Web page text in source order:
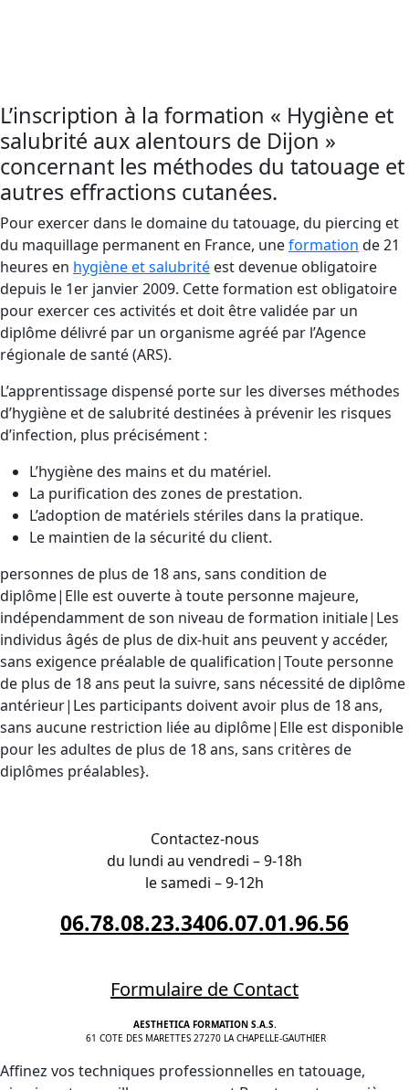
L’inscription à la formation « Hygiène et
salubrité aux alentours de Dijon »
concernant les méthodes du tatouage et
autres effractions cutanées.
Pour exercer dans le domaine du tatouage, du piercing et
du maquillage permanent en France, uneformation de 21
heures en hygiène et salubrité est devenue obligatoire
depuis le 1er janvier 2009. Cette formation est obligatoire
pour exercer ces activités et doit être validée par un
diplôme délivré par un organisme agréé par l’Agence
régionale de santé (ARS).
L’apprentissage dispensé porte sur les diverses méthodes
d’hygiène et de salubrité destinées à prévenir les risques
d’infection, plus précisément :
L’hygiène des mains et du matériel.
La purification des zones de prestation.
L’adoption de matériels stériles dans la pratique.
Le maintien de la sécurité du client.
personnes de plus de 18 ans, sans condition de
diplôme|Elle est ouverte à toute personne majeure,
indépendamment de son niveau de formation initiale|Les
individus âgés de plus de dix-huit ans peuvent y accéder,
sans exigence préalable de qualification|Toute personne
de plus de 18 ans peut la suivre, sans nécessité de diplôme
antérieur|Les participants doivent avoir plus de 18 ans,
sans aucune restriction liée au diplôme|Elle est disponible
pour les adultes de plus de 18 ans, sans critères de
diplômes préalables}.
Contactez-nous
du lundi au vendredi – 9-18h
le samedi – 9-12h
06.78.08.23.3406.07.01.96.56
Formulaire de Contact
AESTHETICA FORMATION S.A.S.
61 COTE DES MARETTES 27270 LA CHAPELLE-GAUTHIER
Affinez vos techniques professionnelles en tatouage,